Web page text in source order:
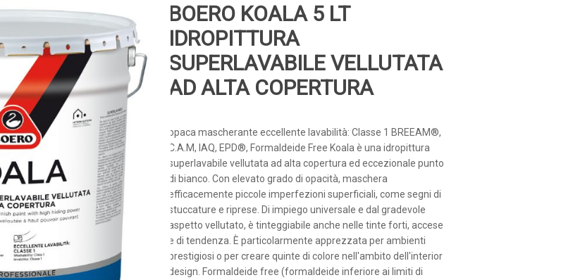
BOERO KOALA 5 LT
IDROPITTURA
SUPERLAVABILE VELLUTATA
AD ALTA COPERTURA
opaca mascherante eccellente lavabilità: Classe 1 BREEAM®,
C.A.M, IAQ, EPD®, Formaldeide Free Koala è una idropittura
superlavabile vellutata ad alta copertura ed eccezionale punto
di bianco. Con elevato grado di opacità, maschera
efficacemente piccole imperfezioni superficiali, come segni di
stuccature e riprese. Di impiego universale e dal gradevole
aspetto vellutato, è tinteggiabile anche nelle tinte forti, accese
e di tendenza. È particolarmente apprezzata per ambienti
prestigiosi o per creare quinte di colore nell'ambito dell'interior
design. Formaldeide free (formaldeide inferiore ai limiti di